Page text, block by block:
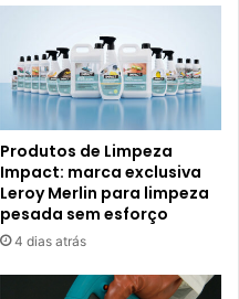
Produtos de Limpeza
Impact: marca exclusiva
Leroy Merlin para limpeza
pesada sem esforço
4 dias atrás